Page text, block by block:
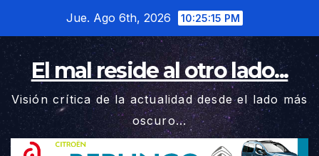
contenido
Jue. Ago 6th, 2026 10:25:16 PM
El mal reside al otro lado...
Visión crítica de la actualidad desde el lado más
oscuro...